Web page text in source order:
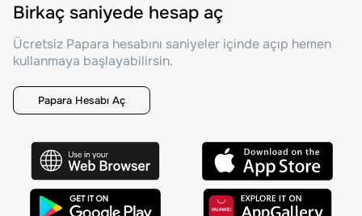
Birkaç saniyede hesap aç
Ücretsiz Papara hesabını saniyeler içinde açıp hemen
kullanmaya başlayabilirsin.
Papara Hesabı Aç